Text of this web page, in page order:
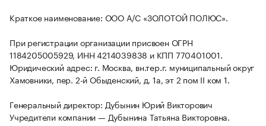
Краткое наименование: ООО А/С «ЗОЛОТОЙ ПОЛЮС».
При регистрации организации присвоен ОГРН
1184205005929, ИНН 4214039838 и КПП 770401001.
Юридический адрес: г. Москва, вн.тер.г. муниципальный округ
Хамовники, пер. 2-й Обыденский, д. 1а, эт 2 пом II ком 1.
Генеральный директор: Дубынин Юрий Викторович
Учредители компании — Дубынина Татьяна Викторовна.